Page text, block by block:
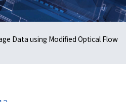
Data using Modified Optical Flow